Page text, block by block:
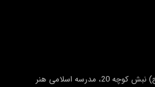
مدرسه اسلامی هنر